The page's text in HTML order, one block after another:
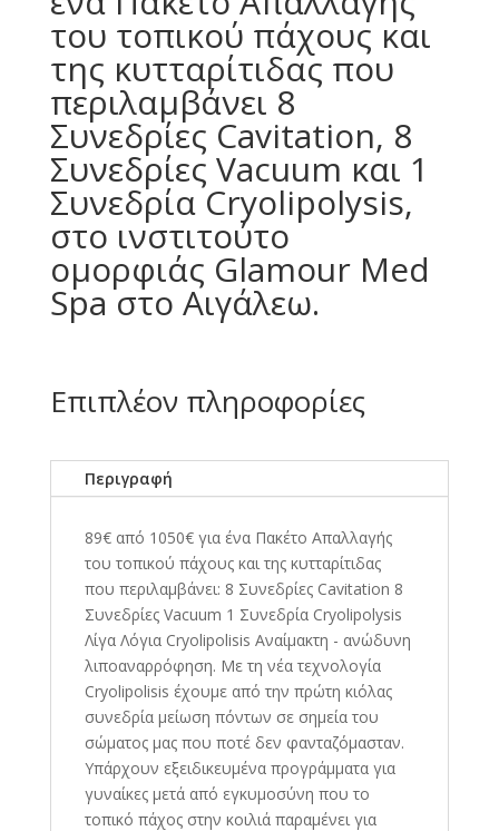
του τοπικού πάχους και
της κυτταρίτιδας που
περιλαμβάνει 8
Συνεδρίες Cavitation, 8
Συνεδρίες Vacuum και 1
Συνεδρία Cryolipolysis,
στο ινστιτούτο
ομορφιάς Glamour Med
Spa στο Αιγάλεω.
Επιπλέον πληροφορίες
Περιγραφή
89€ από 1050€ για ένα Πακέτο Απαλλαγής
του τοπικού πάχους και της κυτταρίτιδας
που περιλαμβάνει: 8 Συνεδρίες Cavitation 8
Συνεδρίες Vacuum 1 Συνεδρία Cryolipolysis
Λίγα Λόγια Cryolipolisis Αναίμακτη - ανώδυνη
λιποαναρρόφηση. Με τη νέα τεχνολογία
Cryolipolisis έχουμε από την πρώτη κιόλας
συνεδρία μείωση πόντων σε σημεία του
σώματος μας που ποτέ δεν φανταζόμασταν.
Yπάρχουν εξειδικευμένα προγράμματα για
γυναίκες μετά από εγκυμοσύνη που το
τοπικό πάχος στην κοιλιά παραμένει για